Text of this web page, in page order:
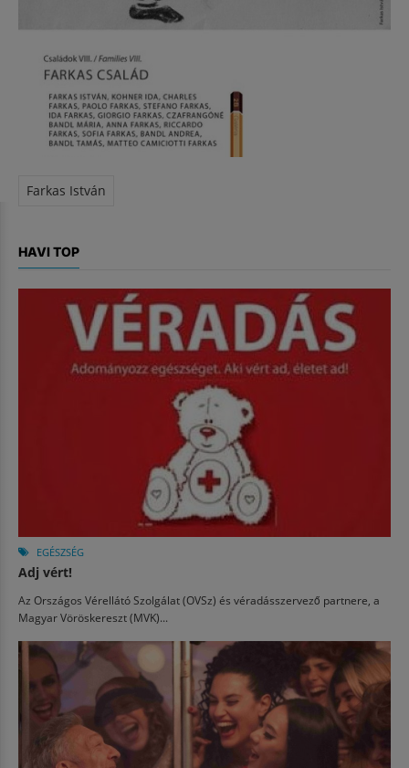
Farkas István
HAVI TOP
EGÉSZSÉG
Adj vért!
Az Országos Vérellátó Szolgálat (OVSz) és véradásszervező partnere, a
Magyar Vöröskereszt (MVK)...